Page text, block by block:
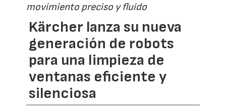
movimiento preciso y fluido
Kärcher lanza su nueva
generación de robots
para una limpieza de
ventanas eficiente y
silenciosa